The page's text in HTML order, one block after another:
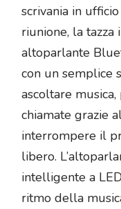
scrivania in
riunione, la
altoparlante
con un semplice
ascoltare
chiamate grazie
interrompere il
libero.
intelligente a
ritmo della